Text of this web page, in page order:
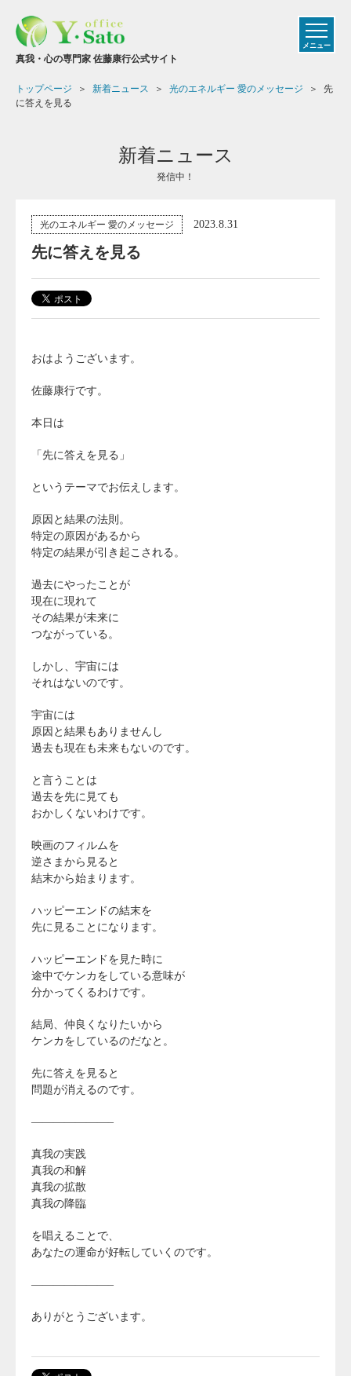
真我・心の専門家 佐藤康行公式サイト
メニュー
トップページ 新着ニュース 光のエネルギー 愛のメッセージ
先
に答えを見る
新着ニュース
発信中！
光のエネルギー 愛のメッセージ 2023.8.31
先に答えを見る
おはようございます。
佐藤康行です。
本日は
「先に答えを見る」
というテーマでお伝えします。
原因と結果の法則。
特定の原因があるから
特定の結果が引き起こされる。
過去にやったことが
現在に現れて
その結果が未来に
つながっている。
しかし、宇宙には
それはないのです。
宇宙には
原因と結果もありませんし
過去も現在も未来もないのです。
と言うことは
過去を先に見ても
おかしくないわけです。
映画のフィルムを
逆さまから見ると
結末から始まります。
ハッピーエンドの結末を
先に見ることになります。
ハッピーエンドを見た時に
途中でケンカをしている意味が
分かってくるわけです。
結局、仲良くなりたいから
ケンカをしているのだなと。
先に答えを見ると
問題が消えるのです。
———————–
真我の実践
真我の和解
真我の拡散
真我の降臨
を唱えることで、
あなたの運命が好転していくのです。
———————–
ありがとうございます。